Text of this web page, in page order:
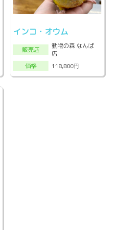
インコ・オウム
販売店
動物の森 なんば
店
価格
118,800円